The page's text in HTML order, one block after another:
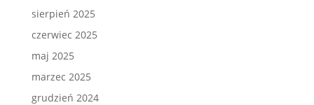
sierpień 2025
czerwiec 2025
maj 2025
marzec 2025
grudzień 2024